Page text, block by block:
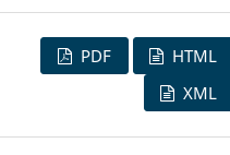
PDF
HTML
XML